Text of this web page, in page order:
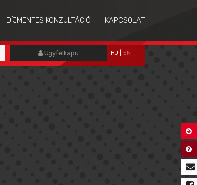
DÍJMENTES KONZULTÁCIÓ KAPCSOLAT
Ügyfélkapu HU EN